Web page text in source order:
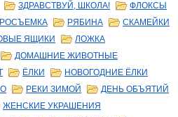
ЗДРАВСТВУЙ, ШКОЛА!
ФЛОКСЫ
РЯБИНА
СКАМЕЙКИ
ЯЩИКИ
ЛОЖКА
ДОМАШНИЕ ЖИВОТНЫЕ
ЁЛКИ
НОВОГОДНИЕ ЁЛКИ
РЕКИ ЗИМОЙ
ДЕНЬ ОБЪЯТИЙ
ЖЕНСКИЕ УКРАШЕНИЯ